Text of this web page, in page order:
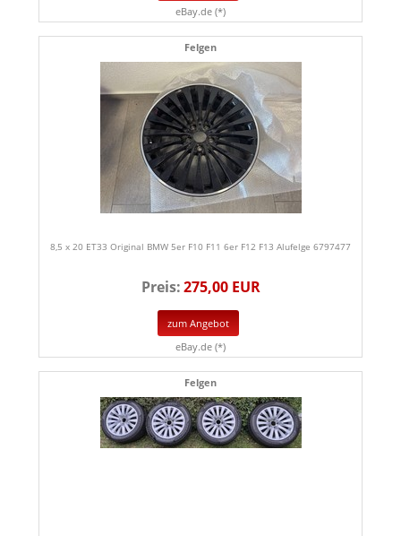
eBay.de (*)
Felgen
8,5 x 20 ET33 Original BMW 5er F10 F11 6er F12 F13 Alufelge 6797477
Preis:275,00 EUR
zum Angebot
eBay.de (*)
Felgen